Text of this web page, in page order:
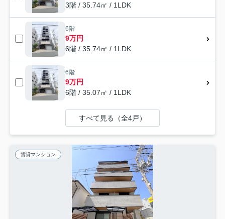
3階 / 35.74㎡ / 1LDK
6階
9万円
6階 / 35.74㎡ / 1LDK
6階
9万円
6階 / 35.07㎡ / 1LDK
すべて見る（全4戸）
賃貸マンション